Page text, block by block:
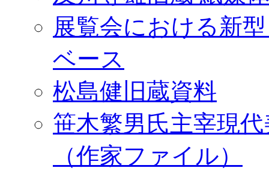
展覧会における新
ベース
松島健旧蔵資料
笹木繁男氏主宰現
（作家ファイル）